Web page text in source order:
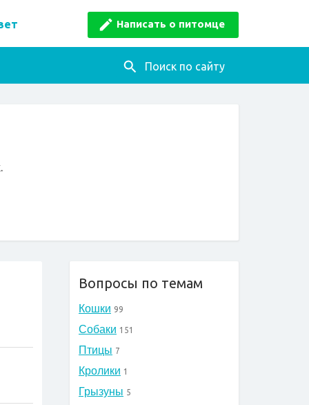
Написать о питомце
Поиск по сайту
Вопросы по темам
Кошки 99
Собаки 151
Птицы 7
Кролики 1
Грызуны 5